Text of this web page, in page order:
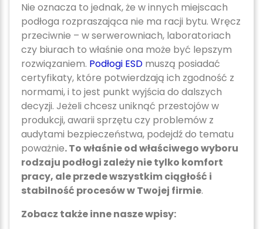
Nie oznacza to jednak, że w innych miejscach
podłoga rozpraszająca nie ma racji bytu. Wręcz
przeciwnie – w serwerowniach, laboratoriach
czy biurach to właśnie ona może być lepszym
rozwiązaniem. Podłogi ESD muszą posiadać
certyfikaty, które potwierdzają ich zgodność z
normami, i to jest punkt wyjścia do dalszych
decyzji. Jeżeli chcesz uniknąć przestojów w
produkcji, awarii sprzętu czy problemów z
audytami bezpieczeństwa, podejdź do tematu
poważnie. To właśnie od właściwego wyboru
rodzaju podłogi zależy nie tylko komfort
pracy, ale przede wszystkim ciągłość i
stabilność procesów w Twojej firmie.
Zobacz także inne nasze wpisy: